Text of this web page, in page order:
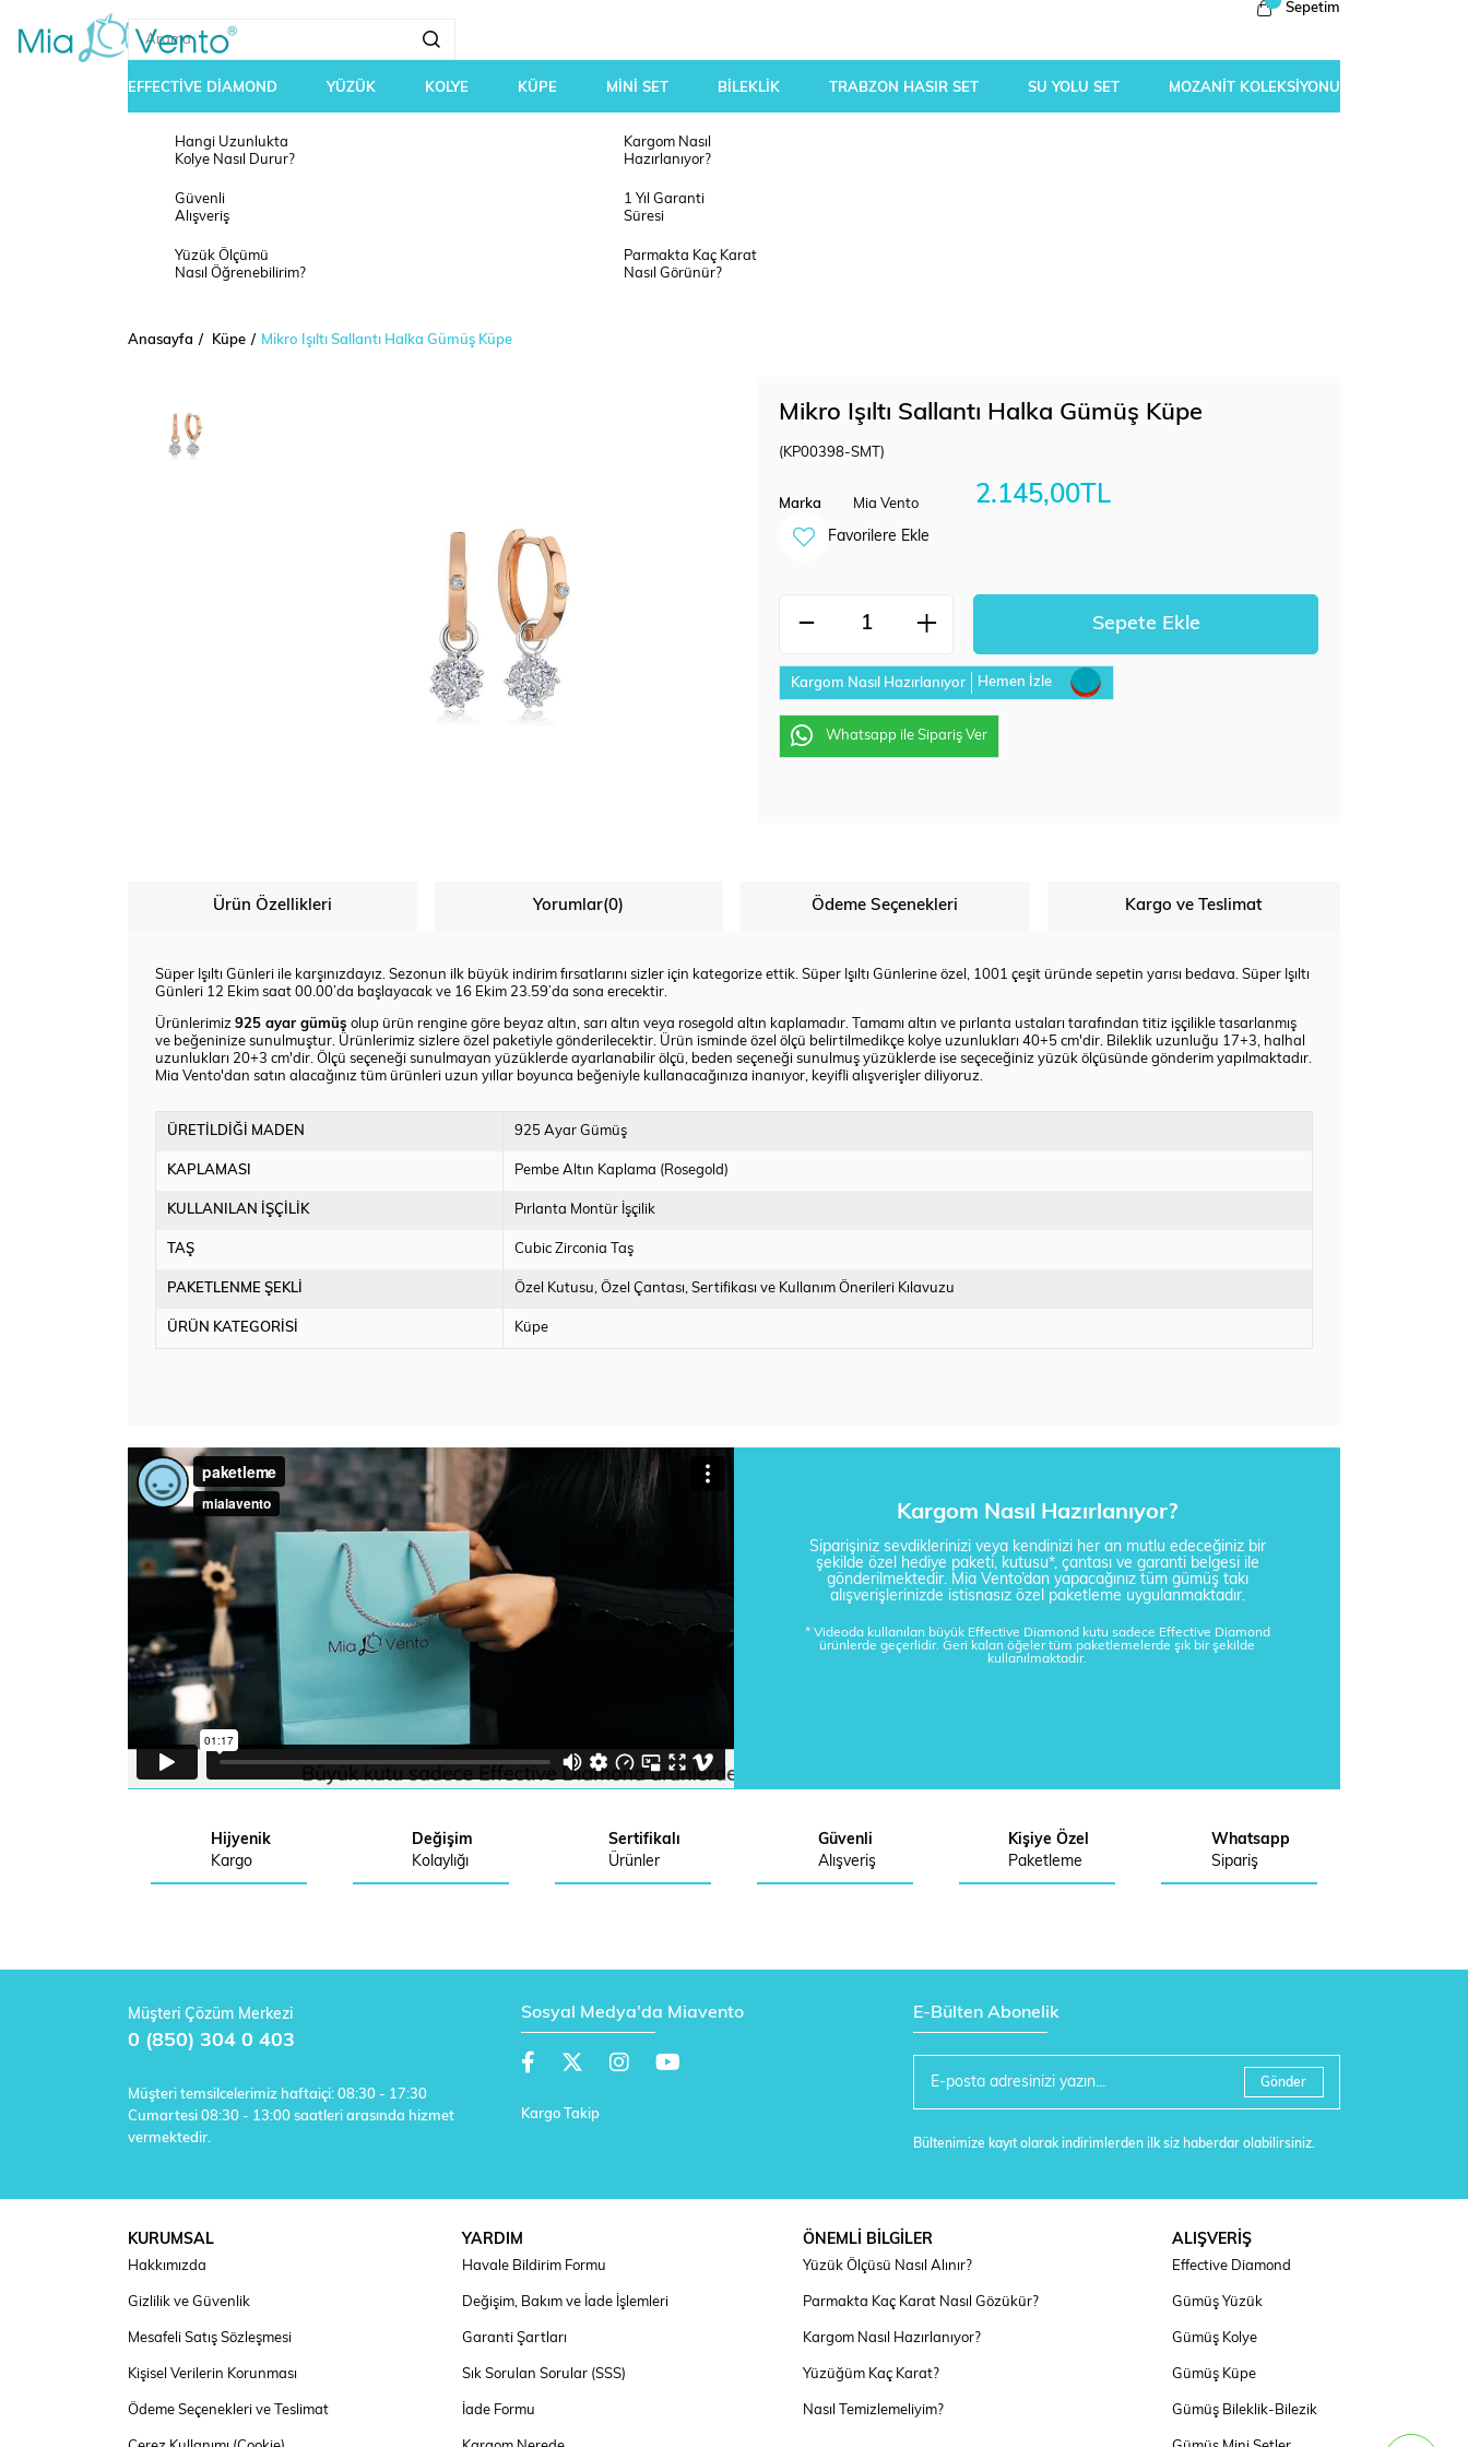
Sepetim
EFFECTİVE DİAMOND YÜZÜK KOLYE KÜPE MİNİ SET BİLEKLİK TRABZON HASIR SET SU YOLU SET MOZANİT KOLEKSİYONU
Hangi Uzunlukta
Kolye Nasıl Durur?
Kargom Nasıl
Hazırlanıyor?
Güvenli
Alışveriş
1 Yıl Garanti
Süresi
Yüzük Ölçümü
Nasıl Öğrenebilirim?
Parmakta Kaç Karat
Nasıl Görünür?
Anasayfa Küpe Mikro Işıltı Sallantı Halka Gümüş Küpe
Mikro Işıltı Sallantı Halka Gümüş Küpe
(KP00398-SMT)
Marka Mia Vento 2.145,00TL
Favorilere Ekle
Kargom Nasıl Hazırlanıyor Hemen İzle
Whatsapp ile Sipariş Ver
Ürün Özellikleri Yorumlar(0) Ödeme Seçenekleri Kargo ve Teslimat
Süper Işıltı Günleri ile karşınızdayız. Sezonun ilk büyük indirim fırsatlarını sizler için kategorize ettik. Süper Işıltı Günlerine özel, 1001 çeşit üründe sepetin yarısı bedava. Süper Işıltı
Günleri 12 Ekim saat 00.00’da başlayacak ve 16 Ekim 23.59’da sona erecektir.
Ürünlerimiz 925 ayar gümüş olup ürün rengine göre beyaz altın, sarı altın veya rosegold altın kaplamadır. Tamamı altın ve pırlanta ustaları tarafından titiz işçilikle tasarlanmış
ve beğeninize sunulmuştur. Ürünlerimiz sizlere özel paketiyle gönderilecektir. Ürün isminde özel ölçü belirtilmedikçe kolye uzunlukları 40+5 cm'dir. Bileklik uzunluğu 17+3, halhal
uzunlukları 20+3 cm'dir. Ölçü seçeneği sunulmayan yüzüklerde ayarlanabilir ölçü, beden seçeneği sunulmuş yüzüklerde ise seçeceğiniz yüzük ölçüsünde gönderim yapılmaktadır.
Mia Vento'dan satın alacağınız tüm ürünleri uzun yıllar boyunca beğeniyle kullanacağınıza inanıyor, keyifli alışverişler diliyoruz.
ÜRETİLDİĞİ MADEN 925 Ayar Gümüş
KAPLAMASI Pembe Altın Kaplama (Rosegold)
KULLANILAN İŞÇİLİK Pırlanta Montür İşçilik
TAŞ Cubic Zirconia Taş
PAKETLENME ŞEKLİ Özel Kutusu Özel Çantası Sertifikası ve Kullanım Önerileri Kılavuzu
ÜRÜN KATEGORİSİ Küpe
Kargom Nasıl Hazırlanıyor?
Siparişiniz sevdiklerinizi veya kendinizi her an mutlu edeceğiniz bir
şekilde özel hediye paketi, kutusu*, çantası ve garanti belgesi ile
gönderilmektedir. Mia Vento’dan yapacağınız tüm gümüş takı
alışverişlerinizde istisnasız özel paketleme uygulanmaktadır.
* Videoda kullanılan büyük Effective Diamond kutu sadece Effective Diamond
ürünlerde geçerlidir. Geri kalan öğeler tüm paketlemelerde şık bir şekilde
kullanılmaktadır.
Hijyenik
Kargo
Değişim
Kolaylığı
Sertifikalı
Ürünler
Güvenli
Alışveriş
Kişiye Özel
Paketleme
Whatsapp
Sipariş
Müşteri Çözüm Merkezi
0 (850) 304 0 403
Müşteri temsilcelerimiz haftaiçi: 08:30 - 17:30
Cumartesi 08:30 - 13:00 saatleri arasında hizmet
vermektedir.
Sosyal Medya'da Miavento
Kargo Takip
E-Bülten Abonelik
Gönder
Bültenimize kayıt olarak indirimlerden ilk siz haberdar olabilirsiniz.
KURUMSAL
Hakkımızda
Gizlilik ve Güvenlik
Mesafeli Satış Sözleşmesi
Kişisel Verilerin Korunması
Ödeme Seçenekleri ve Teslimat
YARDIM
Havale Bildirim Formu
Değişim, Bakım ve İade İşlemleri
Garanti Şartları
Sık Sorulan Sorular (SSS)
İade Formu
ÖNEMLİ BİLGİLER
Yüzük Ölçüsü Nasıl Alınır?
Parmakta Kaç Karat Nasıl Gözükür?
Kargom Nasıl Hazırlanıyor?
Yüzüğüm Kaç Karat?
Nasıl Temizlemeliyim?
ALIŞVERİŞ
Effective Diamond
Gümüş Yüzük
Gümüş Kolye
Gümüş Küpe
Gümüş Bileklik-Bilezik